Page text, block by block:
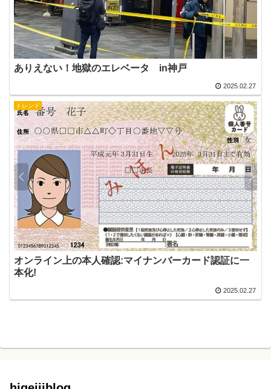
ありえない！地獄のエレベータ in神戸
2025.02.27
トレンド
オンライン上の本人確認:マイナンバーカード認証に一
本化!
2025.02.27